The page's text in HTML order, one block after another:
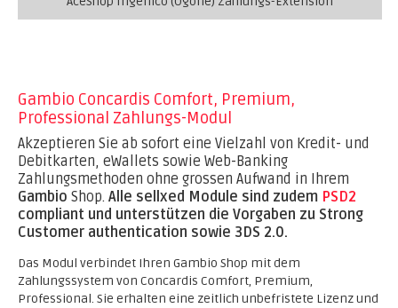
Gambio Concardis Comfort, Premium,
Professional Zahlungs-Modul
Akzeptieren Sie ab sofort eine Vielzahl von Kredit- und
Debitkarten, eWallets sowie Web-Banking
Zahlungsmethoden ohne grossen Aufwand in Ihrem
Gambio Shop. Alle sellxed Module sind zudem PSD2
compliant und unterstützen die Vorgaben zu Strong
Customer authentication sowie 3DS 2.0.
Das Modul verbindet Ihren Gambio Shop mit dem
Zahlungssystem von Concardis Comfort, Premium,
Professional. Sie erhalten eine zeitlich unbefristete Lizenz und